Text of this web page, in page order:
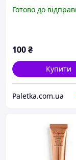
Готово до
100₴
Купити
Paletka.com.ua